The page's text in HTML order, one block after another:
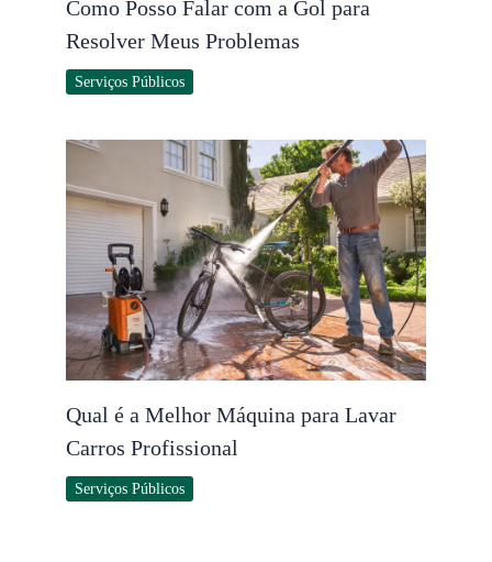
Como Posso Falar com a Gol para
Resolver Meus Problemas
Serviços Públicos
Qual é a Melhor Máquina para Lavar
Carros Profissional
Serviços Públicos